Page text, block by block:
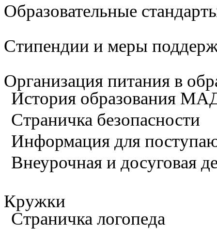
Образовательные
Стипендии и меры
Организация питания в
История образования
Страничка безопасности
Информация для
Внеурочная и досуговая
Кружки
Страничка логопеда